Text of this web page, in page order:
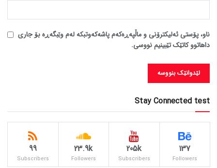
ناو، پۆستی ئەلیکترۆنی و ماڵپەڕەکەم پاشەکەوتبکە لەم وێبگەڕە بۆ جاری
داهاتوو کاتێک تێبینیم نووسی.
Stay Connected test
137
Followers
205k
Subscribers
23.9k
Followers
99
Subscribers